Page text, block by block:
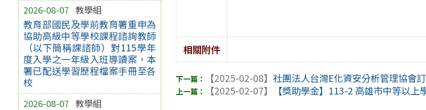
2026-08-07 教學組
教育部國民及學前教育署重申為
協助高級中等學校課程諮詢教師
（以下簡稱課諮師）對115學年
度入學之一年級入班導讀案，本
署已配送學習歷程檔案手冊至各
校
2026-08-07 教學組
相關附件
【2025-02-08】社團法人台灣E化資安分析管理協會
【2025-02-07】
【獎助學金】113-2 高雄市中等以